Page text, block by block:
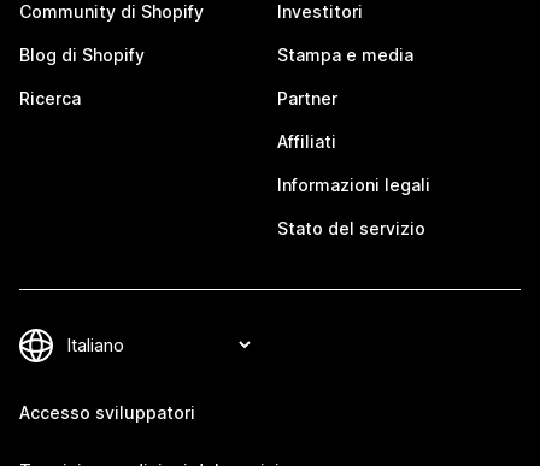
Community di Shopify
Blog di Shopify
Ricerca
Investitori
Stampa e media
Partner
Affiliati
Informazioni legali
Stato del servizio
Accesso sviluppatori